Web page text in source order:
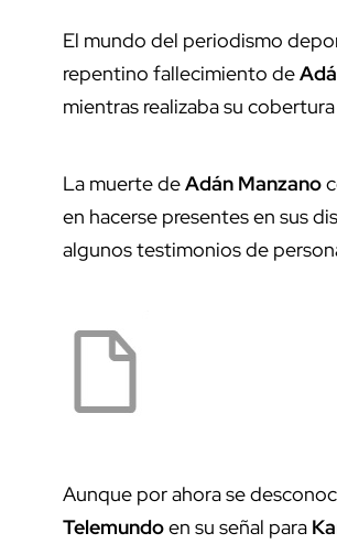
El mundo del periodismo
repentino fallecimiento de
mientras realizaba su
La muerte deAdán Manzano
en hacerse presentes en sus
algunos testimonios de
Aunque por ahora se
Telemundoen su señal para